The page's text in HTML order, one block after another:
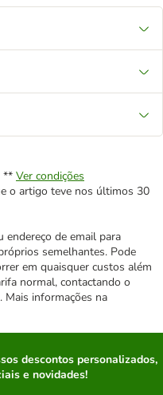
** Ver condições
o artigo teve nos últimos 30
de email para
semelhantes. Pode
em quaisquer custos além
normal, contactando o
Mais informações na
descontos personalizados,
e novidades!